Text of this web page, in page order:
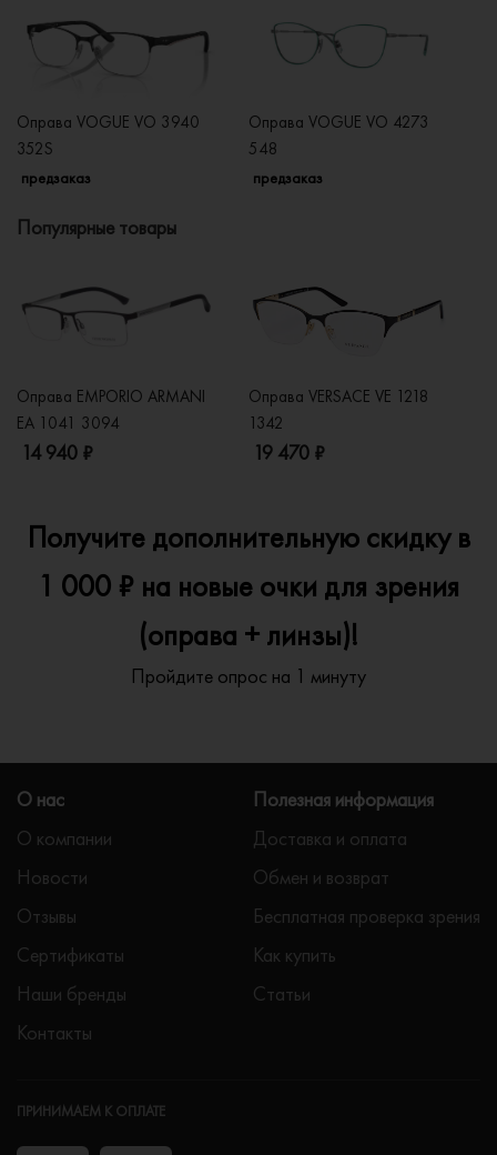
Оправа VOGUE VO 3940
352S
предзаказ
Оправа VOGUE VO 4273
548
предзаказ
Популярные товары
Оправа EMPORIO ARMANI
EA 1041 3094
14 940 ₽
Оправа VERSACE VE 1218
1342
19 470 ₽
Получите дополнительную скидку в
1 000 ₽ на новые очки для зрения
(оправа + линзы)!
Пройдите опрос на 1 минуту
О нас
О компании
Новости
Отзывы
Сертификаты
Наши бренды
Контакты
Полезная информация
Доставка и оплата
Обмен и возврат
Бесплатная проверка зрения
Как купить
Статьи
ПРИНИМАЕМ К ОПЛАТЕ